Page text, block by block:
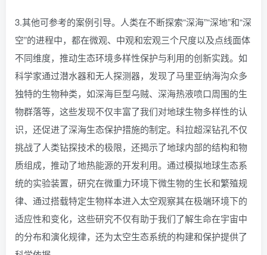
3.其他可参考的案例引导。人类在不断探索“深海”“深地”和“深
空”的进程中，都在微观、中观和宏观三个尺度以及点线面体
不同维度，推动生态环境多样性保护与利用的创新实践。如
科学家通过潜水器和无人探测器，发现了马里亚纳海沟众多
独特的生物种类，如深海巨型乌贼、深海热液喷口周围的生
物群落等，这些发现不仅丰富了我们对地球生物多样性的认
识，还促进了深海生态保护措施的制定。科拉超深钻孔不仅
挑战了人类钻探技术的极限，还揭示了地球内部的结构和物
质组成，推动了地热能源的开发利用。通过模拟地球生态系
统的实验装置，研究在微重力环境下微生物的生长和繁殖规
律、通过搭载特定生物样本进入太空观察其在极端环境下的
适应性和变化，这些研究不仅有助于我们了解生命在宇宙中
的分布和演化规律，还为太空生态系统的构建和保护提供了